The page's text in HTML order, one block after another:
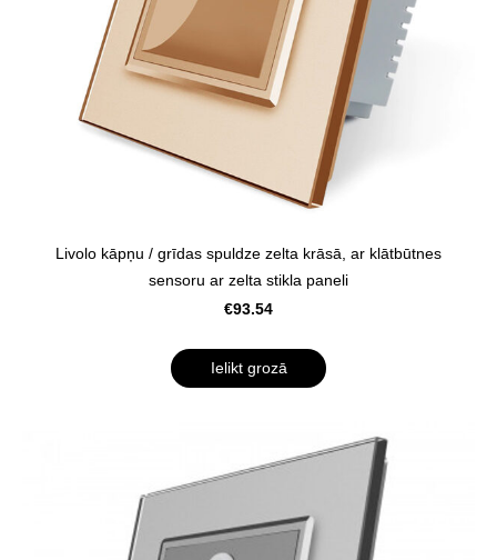
Livolo kāpņu / grīdas spuldze zelta krāsā, ar klātbūtnes
sensoru ar zelta stikla paneli
€93.54
Ielikt grozā